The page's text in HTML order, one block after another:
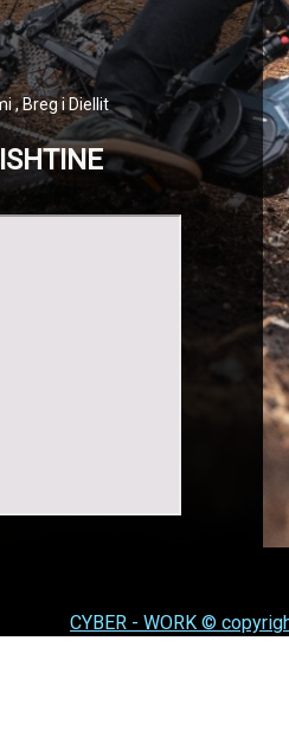
, Breg i Diellit
CYBER - WORK ©